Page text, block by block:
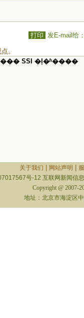
打印 发E-mail给
。
SSI �ļ�ʱ����
关于我们 网站声明
号-12 互联网新闻信
Copyright @ 2007-
地址：北京市海淀区